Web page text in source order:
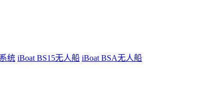
统 iBoat BS15无人船 iBoat BSA无人船